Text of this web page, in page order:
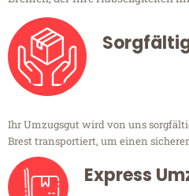
Ihr Umzugsgut wird von uns
Brest transportiert, um einen
Express